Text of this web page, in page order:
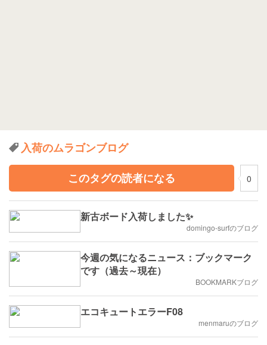
入荷のムラゴンブログ
このタグの読者になる
0
新古ボード入荷しました✨
domingo-surfのブログ
今週の気になるニュース：ブックマーク
です（過去～現在）
BOOKMARKブログ
エコキュートエラーF08
menmaruのブログ